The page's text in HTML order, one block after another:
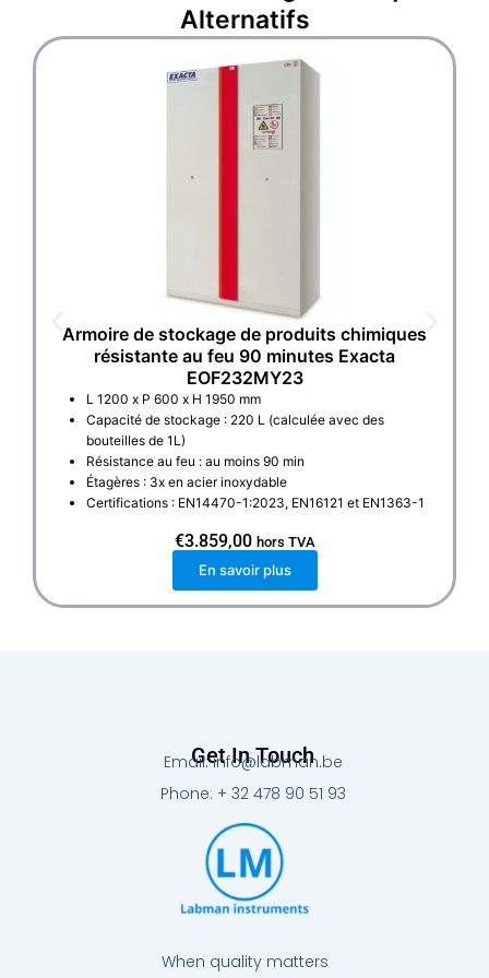
Alternatifs
Armoire de stockage de produits chimiques
résistante au feu 90 minutes Exacta
EOF232MY23
L 1200 x P 600 x H 1950 mm
Capacité de stockage : 220 L (calculée avec des
bouteilles de 1L)
Résistance au feu : au moins 90 min
Étagères : 3x en acier inoxydable
Certifications : EN14470-1:2023, EN16121 et EN1363-1
€3.859,00 hors TVA
En savoir plus
When quality matters
Get In Touch
Email: info@labman.be
Phone: + 32 478 90 51 93